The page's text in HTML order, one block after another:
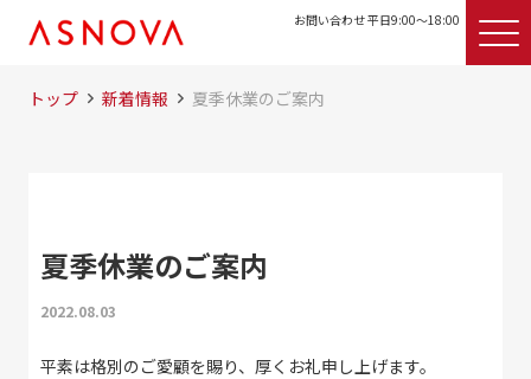
お問い合わせ 平日9:00〜18:00
トップ 新着情報 夏季休業のご案内
夏季休業のご案内
2022.08.03
平素は格別のご愛顧を賜り、厚くお礼申し上げます。